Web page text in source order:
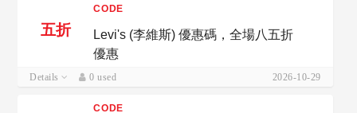
五折
CODE
Levi's (李維斯) 優惠碼，全場八五折
優惠
Details 0 used 2026-10-29
CODE